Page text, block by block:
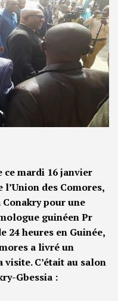
ce mardi 16 janvier
des Comores,
pour une
guinéen Pr
24 heures en Guinée,
a livré un
C’était au salon
Gbessia :